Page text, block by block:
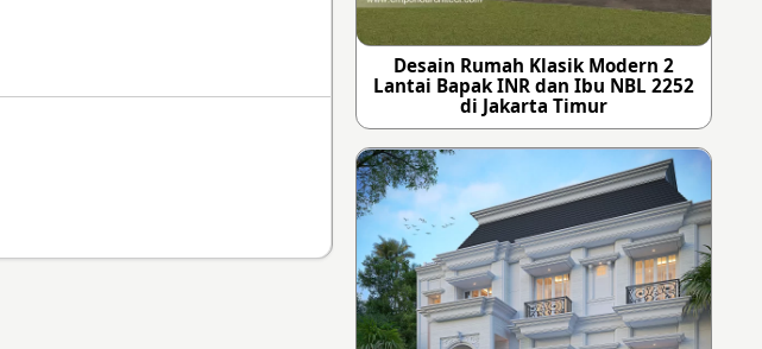
Desain Rumah Klasik Modern 2
Lantai Bapak INR dan Ibu NBL 2252
di Jakarta Timur